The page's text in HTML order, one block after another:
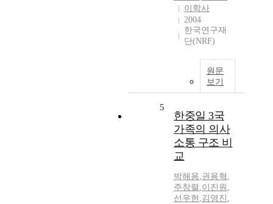
이학사
2004
한국연구재
단(NRF)
원문
보기
5
한중일 3국
가족의 의사
소통 구조 비
교
박해용,권용혁 ,
주창렬 ,이진원 ,
선우현 ,김영진 ,